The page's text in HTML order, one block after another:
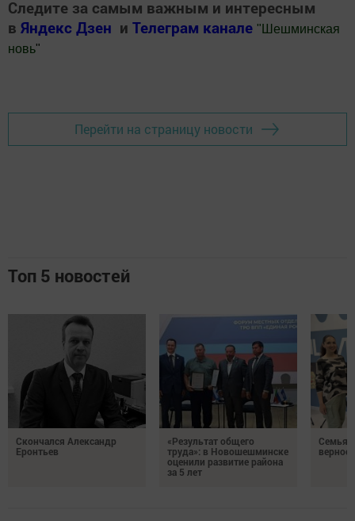
Следите за самым важным и интересным
в Яндекс Дзен и Телеграм канале " Шешминская
новь"
Перейти на страницу новости
Топ 5 новостей
Скончался Александр
Еронтьев
«Результат общего
труда»: в Новошешминске
оценили развитие района
за 5 лет
Семья